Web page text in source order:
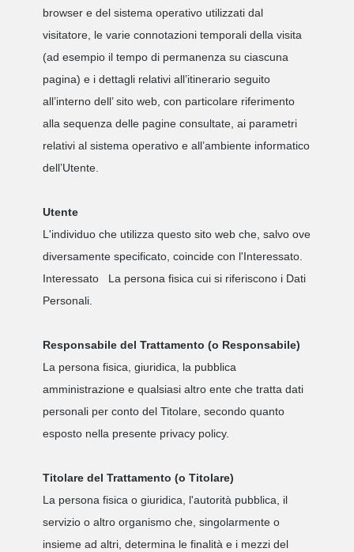
browser e del sistema operativo utilizzati dal
visitatore, le varie connotazioni temporali della visita
(ad esempio il tempo di permanenza su ciascuna
pagina) e i dettagli relativi all’itinerario seguito
all’interno dell’ sito web, con particolare riferimento
alla sequenza delle pagine consultate, ai parametri
relativi al sistema operativo e all’ambiente informatico
dell’Utente.
Utente
L'individuo che utilizza questo sito web che, salvo ove
diversamente specificato, coincide con l'Interessato.
Interessato
La persona fisica cui si riferiscono i Dati
Personali.
Responsabile del Trattamento (o Responsabile)
La persona fisica, giuridica, la pubblica
amministrazione e qualsiasi altro ente che tratta dati
personali per conto del Titolare, secondo quanto
esposto nella presente privacy policy.
Titolare del Trattamento (o Titolare)
La persona fisica o giuridica, l'autorità pubblica, il
servizio o altro organismo che, singolarmente o
insieme ad altri, determina le finalità e i mezzi del